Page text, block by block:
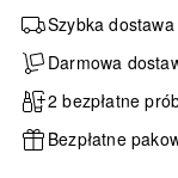
Szybka
Darmowa
2 bezpłatne
Bezpłatne